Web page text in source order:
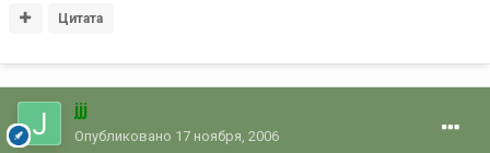
Цитата
jjj
Опубликовано 17 ноября, 2006